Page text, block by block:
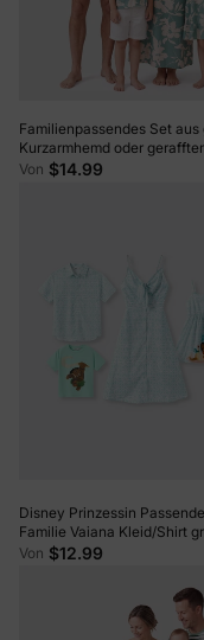
Familienpassendes Set aus
Kurzarmhemd oder
mit Blattdruck grün
Von $14.99
Disney Prinzessin
Familie Vaiana Kleid/Shirt
Von $12.99